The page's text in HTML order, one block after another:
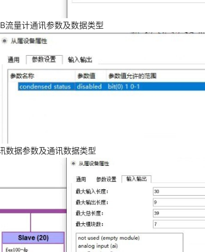
流量计通讯参数及数据类型
数据参数及通讯数据类型